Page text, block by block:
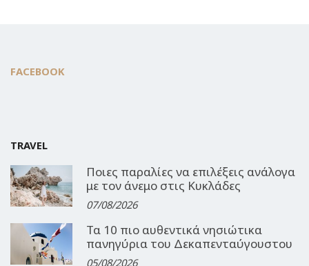
FACEBOOK
TRAVEL
Ποιες παραλίες να επιλέξεις ανάλογα
με τον άνεμο στις Κυκλάδες
07/08/2026
Τα 10 πιο αυθεντικά νησιώτικα
πανηγύρια του Δεκαπενταύγουστου
05/08/2026